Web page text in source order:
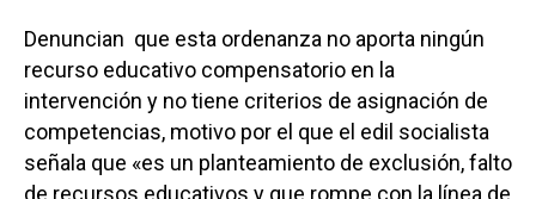
Denuncian que esta ordenanza no aporta ningún
recurso educativo compensatorio en la
intervención y no tiene criterios de asignación de
competencias, motivo por el que el edil socialista
señala que «es un planteamiento de exclusión, falto
de recursos educativos y que rompe con la línea de